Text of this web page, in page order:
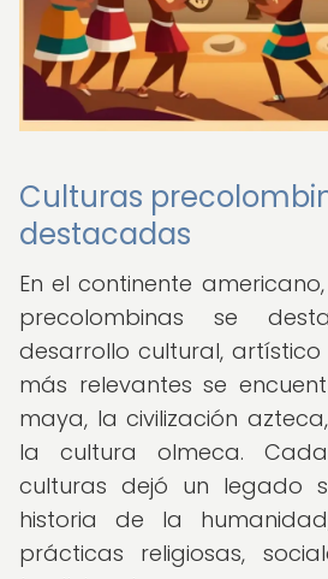
Culturas
destacadas
En el continente
precolombinas se
desarrollo cultural, artístico
más relevantes se
maya, la civilización
la cultura olmeca.
culturas dejó un legado
historia de la
prácticas religiosas,